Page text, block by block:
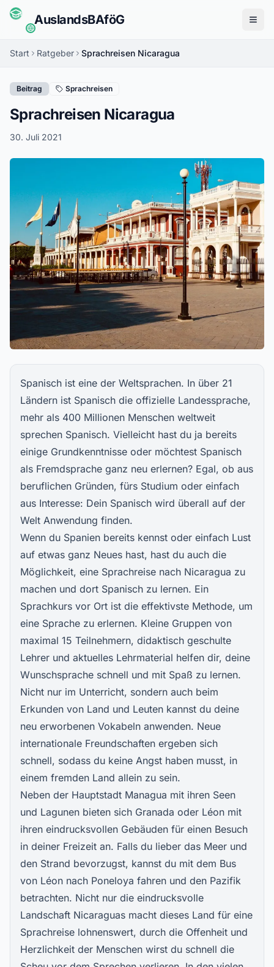
AuslandsBAföG
Start Ratgeber Sprachreisen Nicaragua
Beitrag Sprachreisen
Sprachreisen Nicaragua
30. Juli 2021
Spanisch ist eine der Weltsprachen. In über 21
Ländern ist Spanisch die offizielle Landessprache,
mehr als 400 Millionen Menschen weltweit
sprechen Spanisch. Vielleicht hast du ja bereits
einige Grundkenntnisse oder möchtest Spanisch
als Fremdsprache ganz neu erlernen? Egal, ob aus
beruflichen Gründen, fürs Studium oder einfach
aus Interesse: Dein Spanisch wird überall auf der
Welt Anwendung finden.
Wenn du Spanien bereits kennst oder einfach Lust
auf etwas ganz Neues hast, hast du auch die
Möglichkeit, eine Sprachreise nach Nicaragua zu
machen und dort Spanisch zu lernen. Ein
Sprachkurs vor Ort ist die effektivste Methode, um
eine Sprache zu erlernen. Kleine Gruppen von
maximal 15 Teilnehmern, didaktisch geschulte
Lehrer und aktuelles Lehrmaterial helfen dir, deine
Wunschsprache schnell und mit Spaß zu lernen.
Nicht nur im Unterricht, sondern auch beim
Erkunden von Land und Leuten kannst du deine
neu erworbenen Vokabeln anwenden. Neue
internationale Freundschaften ergeben sich
schnell, sodass du keine Angst haben musst, in
einem fremden Land allein zu sein.
Neben der Hauptstadt Managua mit ihren Seen
und Lagunen bieten sich Granada oder Léon mit
ihren eindrucksvollen Gebäuden für einen Besuch
in deiner Freizeit an. Falls du lieber das Meer und
den Strand bevorzugst, kannst du mit dem Bus
von Léon nach Poneloya fahren und den Pazifik
betrachten. Nicht nur die eindrucksvolle
Landschaft Nicaraguas macht dieses Land für eine
Sprachreise lohnenswert, durch die Offenheit und
Herzlichkeit der Menschen wirst du schnell die